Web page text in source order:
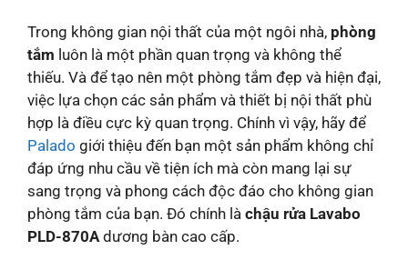
Trong không gian nội thất của một ngôi nhà, phòng
tắm luôn là một phần quan trọng và không thể
thiếu. Và để tạo nên một phòng tắm đẹp và hiện đại,
việc lựa chọn các sản phẩm và thiết bị nội thất phù
hợp là điều cực kỳ quan trọng. Chính vì vậy, hãy để
Palado giới thiệu đến bạn một sản phẩm không chỉ
đáp ứng nhu cầu về tiện ích mà còn mang lại sự
sang trọng và phong cách độc đáo cho không gian
phòng tắm của bạn. Đó chính là chậu rửa Lavabo
PLD-870Adương bàn cao cấp.